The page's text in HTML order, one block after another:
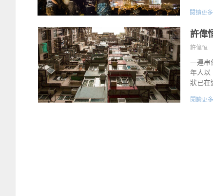
閱讀更
許偉
許偉恒
一連串
年人以
狀已在
閱讀更